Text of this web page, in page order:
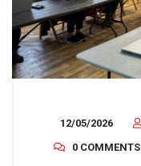
12/05/2026
0 COMMENTS